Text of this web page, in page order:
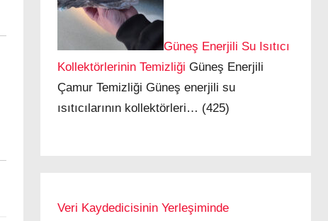
Güneş Enerjili Su Isıtıcı
Kollektörlerinin Temizliği Güneş Enerjili
Çamur Temizliği Güneş enerjili su
ısıtıcılarının kollektörleri… (425)
Veri Kaydedicisinin Yerleşiminde